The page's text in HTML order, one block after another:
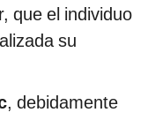
que el individuo
su
, debidamente